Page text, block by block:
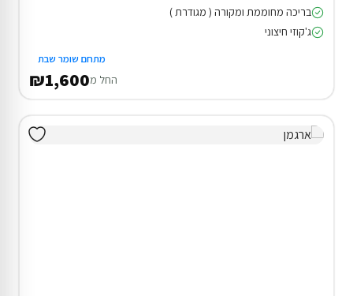
בריכה מחוממת ומקורה ( מגודרת )
ג'קוזי חיצוני
מתחם שומר שבת
החל מ₪1,600